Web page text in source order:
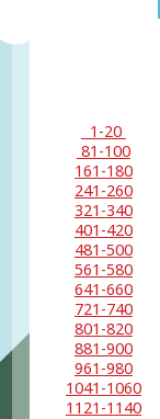
1-20
81-100
161-180
241-260
321-340
401-420
481-500
561-580
641-660
721-740
801-820
881-900
961-980
1041-1060
1121-1140